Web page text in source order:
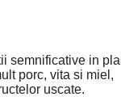
semnificative in
porc, vita si miel,
uscate.